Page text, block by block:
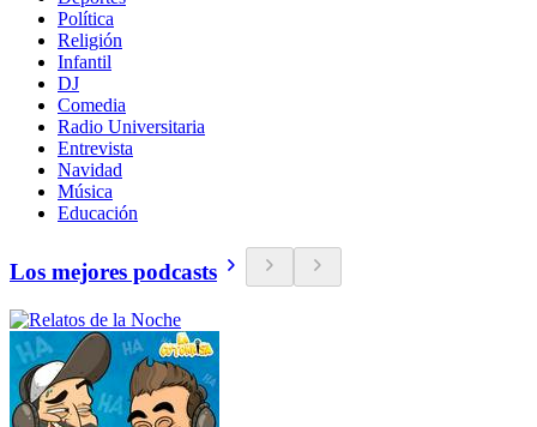
Política
Religión
Infantil
DJ
Comedia
Radio Universitaria
Entrevista
Navidad
Música
Educación
Los mejores podcasts